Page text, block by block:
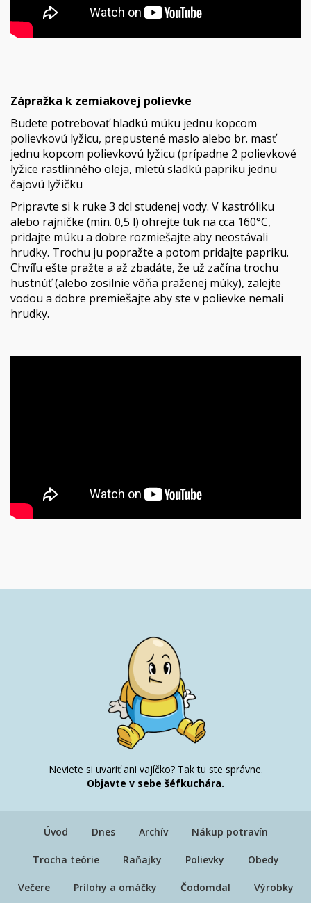
Zápražka k zemiakovej polievke
Budete potrebovať hladkú múku jednu kopcom
polievkovú lyžicu, prepustené maslo alebo br. masť
jednu kopcom polievkovú lyžicu (prípadne 2 polievkové
lyžice rastlinného oleja, mletú sladkú papriku jednu
čajovú lyžičku
Pripravte si k ruke 3 dcl studenej vody. V kastróliku
alebo rajničke (min. 0,5 l) ohrejte tuk na cca 160°C,
pridajte múku a dobre rozmiešajte aby neostávali
hrudky. Trochu ju popražte a potom pridajte papriku.
Chvíľu ešte pražte a až zbadáte, že už začína trochu
hustnúť (alebo zosilnie vôňa praženej múky), zalejte
vodou a dobre premiešajte aby ste v polievke nemali
hrudky.
Neviete si uvariť ani vajíčko? Tak tu ste správne.
Objavte v sebe šéfkuchára.
Úvod Dnes Archív Nákup potravín
Trocha teórie Raňajky Polievky Obedy
Večere Prílohy a omáčky Čodomdal Výrobky